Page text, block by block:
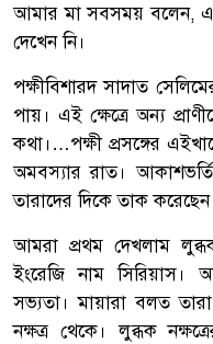
আমার মা সবসময় বলেন,
দেখেন নি।
পক্ষীবিশারদ সাদাত
পায়। এই ক্ষেত্রে অন্য
কথা।…পক্ষী প্রসঙ্গের
অমবস্যার রাত।
তারাদের দিকে তাক
আমরা প্রথম দেখলাম
ইংরেজি নাম সিরিয়াস।
সভ্যতা। মায়ারা বলত
নক্ষত্র থেকে। লুব্ধক